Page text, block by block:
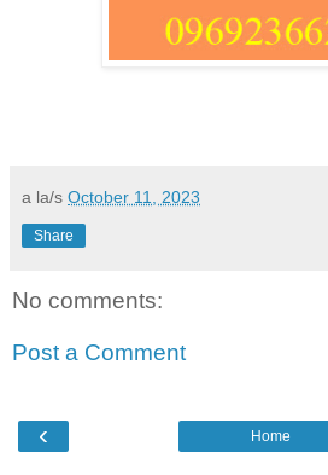
a la/s October 11, 2023
Share
No comments:
Post a Comment
‹ Home